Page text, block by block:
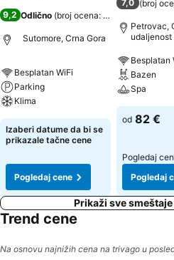
9,2 Odlično (broj ocena: 432
Sutomore, Crna Gora
Besplatan WiFi
Parking
Klima
Izaberi datume da bi se
prikazale tačne cene
Pogledaj cene
7,0 (broj
Petrovac,
Besplatan
Bazen
Spa
od 82 €
Pogledaj
Pogledaj
Prikaži sve
Trend cene
Na osnovu najnižih cena na trivago u